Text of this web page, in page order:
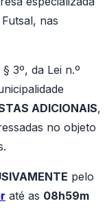
nas
3º, da Lei n.º
ADICIONAIS,
no objeto
pelo
até as 08h59m